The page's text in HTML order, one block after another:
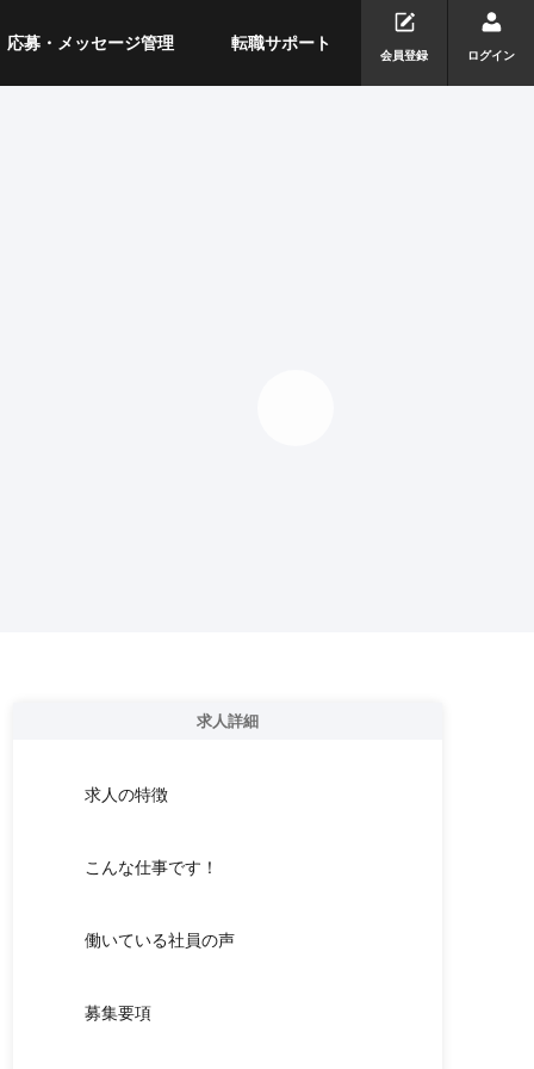
応募・メッセージ管理 転職サポート
会員登録 ログイン
求人詳細
求人の特徴
こんな仕事です！
働いている社員の声
募集要項